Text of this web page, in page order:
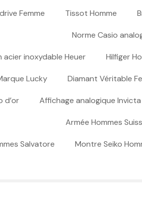
Femme Tissot Homme
Norme Casio
inoxydable Heuer Hilfiger
Lucky Diamant Véritable
d’or Affichage analogique
Armée Hommes
Salvatore Montre Seiko